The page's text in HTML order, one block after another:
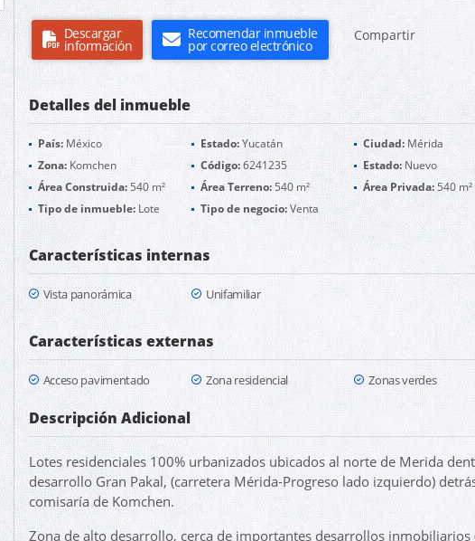
Descargar
información
Recomendar inmueble
por correo electrónico
Compartir
Detalles del inmueble
País:México Estado:Yucatán Ciudad:Mérida
Zona:Komchen Código:6241235 Estado:Nuevo
Área Construida:540 m² Área Terreno:540 m² Área Privada:540 m²
Tipo de inmueble:Lote Tipo de negocio:Venta
Características internas
Vista panorámica Unifamiliar
Características externas
Acceso pavimentado Zona residencial Zonas verdes
Descripción Adicional
Lotes residenciales 100% urbanizados ubicados al norte de Merida
desarrollo Gran Pakal, (carretera Mérida-Progreso lado izquierdo)
comisaría de Komchen.
Zona de alto desarrollo, cerca de importantes desarrollos inmobiliarios